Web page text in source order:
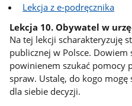
Lekcja z e-podręcznika
Lekcja 10. Obywatel w
Na tej lekcji scharakteryzuję
publicznej w Polsce.
powinienem szukać pomocy
spraw. Ustalę, do kogo mogę
dla siebie decyzji.